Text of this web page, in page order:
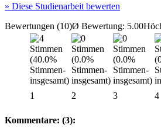
» Diese Studienarbeit bewerten
Bewertungen (10)Ø Bewertung: 5.00
1 2 3 4
Kommentare: (3):